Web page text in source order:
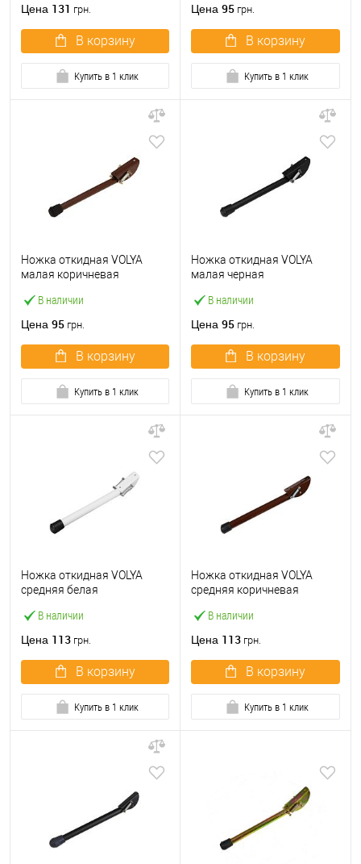
Цена 131 грн.
В корзину
Купить в 1 клик
Цена 95 грн.
В корзину
Купить в 1 клик
В наличии
Ножка откидная VOLYA
малая коричневая
Цена 95 грн.
В корзину
Купить в 1 клик
В наличии
Ножка откидная VOLYA
малая черная
Цена 95 грн.
В корзину
Купить в 1 клик
В наличии
Ножка откидная VOLYA
средняя белая
Цена 113 грн.
В корзину
Купить в 1 клик
В наличии
Ножка откидная VOLYA
средняя коричневая
Цена 113 грн.
В корзину
Купить в 1 клик